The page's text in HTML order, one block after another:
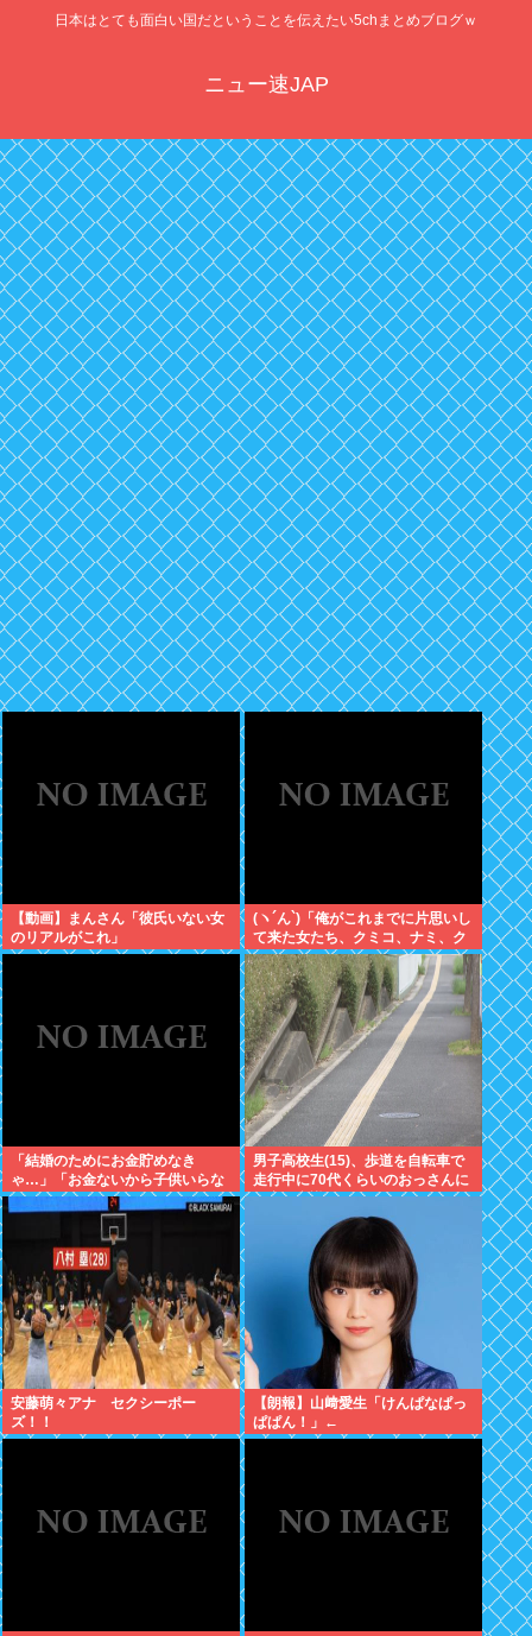
日本はとても面白い国だということを伝えたい5chまとめブログｗ
ニュー速JAP
【動画】まんさん「彼氏いない女
のリアルがこれ」
(ヽ´ん`)「俺がこれまでに片思いし
て来た女たち、クミコ、ナミ、ク
ミコ(1人目とは別人、タミヨ、カ
オリ、ユカリ…」
「結婚のためにお金貯めなき
ゃ…」「お金ないから子供いらな
い」←こいつら
男子高校生(15)、歩道を自転車で
走行中に70代くらいのおっさんに
衝突し意識不明にさせてしまう
安藤萌々アナ セクシーポー
ズ！！
【朗報】山﨑愛生「けんぱなぱっ
ぱぱん！」←